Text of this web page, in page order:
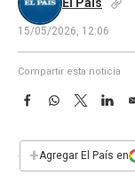
15/05/2026, 12:06
Compartir esta noticia
F
e
b
W
s
T
w
t
L
+Agregar El País en